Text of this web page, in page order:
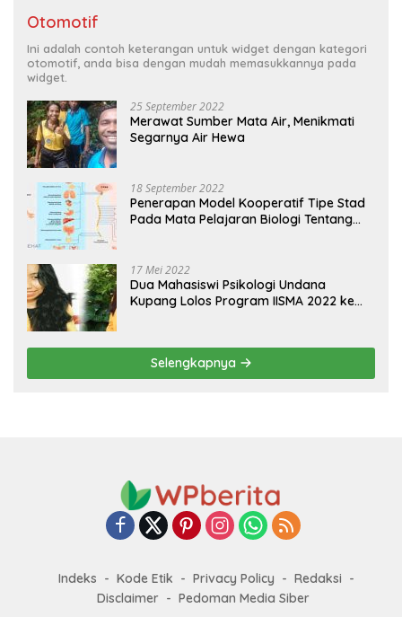
Otomotif
Ini adalah contoh keterangan untuk widget dengan kategori
otomotif, anda bisa dengan mudah memasukkannya pada
widget.
25 September 2022
Merawat Sumber Mata Air, Menikmati
Segarnya Air Hewa
18 September 2022
Penerapan Model Kooperatif Tipe Stad
Pada Mata Pelajaran Biologi Tentang
17 Mei 2022
Dua Mahasiswi Psikologi Undana
Kupang Lolos Program IISMA 2022 ke
Selengkapnya
Indeks Kode Etik Privacy Policy
Redaksi
Disclaimer
Pedoman Media Siber